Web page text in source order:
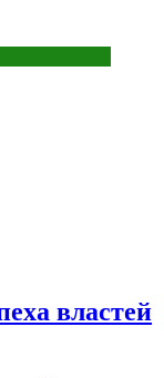
властей